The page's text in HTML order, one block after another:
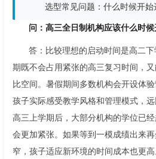
选型常见问题：什么时候开始
问：高三全日制机构应该什么时
答：比较理想的启动时间是高二
期既不会占用紧张的高三复习时间，
比空间。暑假期间多数机构会开设体
孩子实际感受教学风格和管理模式，
高三上学期后，大部分机构的学位已
会更加紧张。如果等到一模成绩出来
窄，孩子适应新环境的时间成本也更